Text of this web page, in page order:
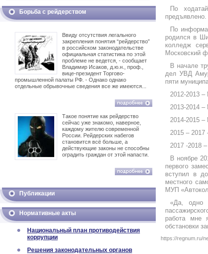
Борьба с рейдерством
Ввиду отсутствия легального
закрепления понятия “рейдерство”
в российском законодательстве
официальная статистика по этой
проблеме не ведется, - сообщает
Владимир Исаков, д.ю.н., проф.,
вице-президент Торгово-
промышленной палаты РФ. - Однако однако
отдельные обрывочные сведения все же имеются...
Такое понятие как рейдерство
сейчас уже знакомо, наверное,
каждому жителю современной
России. Рейдерских набегов
становится всё больше, а
действующие законы не способны
оградить граждан от этой напасти.
Публикации
Нормативные акты
Национальный план противодействия
коррупции
Решения законодательных органов
По
предъявлено.
По
родился в
колледж
Московский
В начале
дел УВД
пяти
2012-2013
2013-2014 –
2014-2015
2015 – 2017
2017 -2018
В ноябре
первого
вступил в
местного
МУП
«Да, одно
работа мне
обстановки
https://regnum.ru/